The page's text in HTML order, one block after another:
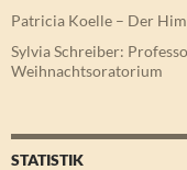
Patricia Koelle – Der
Sylvia Schreiber:
Weihnachtsoratorium
STATISTIK